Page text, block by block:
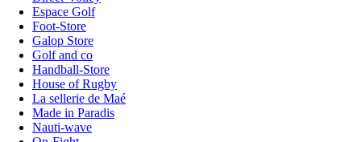
Espace Golf
Foot-Store
Galop Store
Golf and co
Handball-Store
House of Rugby
La sellerie de Maé
Made in Paradis
Nauti-wave